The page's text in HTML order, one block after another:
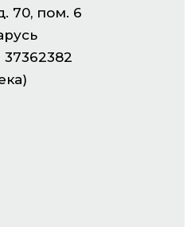
70, пом. 6